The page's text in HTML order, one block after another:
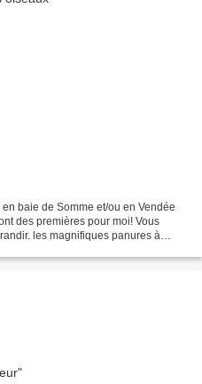
baie de Somme et/ou en Vendée
des premières pour moi! Vous
les magnifiques panures à